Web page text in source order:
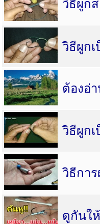
วิธีผูก
วิธีผูก
ต้องอ่
วิธีผูก
วิธีกา
ดูกันใ